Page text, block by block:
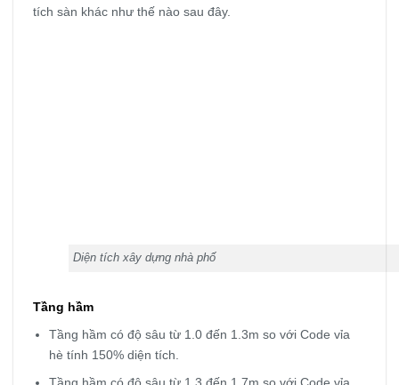
tích sàn khác như thế nào sau đây.
Diện tích xây dựng nhà phố
Tầng hầm
Tầng hầm có độ sâu từ 1.0 đến 1.3m so với Code vỉa
hè tính 150% diện tích.